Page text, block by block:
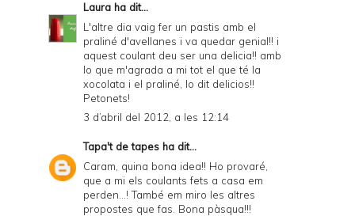
Laura ha dit...
L'altre dia vaig fer un pastis amb el
praliné d'avellanes i va quedar genial!! i
aquest coulant deu ser una delicia!! amb
lo que m'agrada a mi tot el que té la
xocolata i el praliné, lo dit delicios!!
Petonets!
3 d’abril del 2012, a les 12:14
Tapa't de tapes ha dit...
Caram, quina bona idea!! Ho provaré,
que a mi els coulants fets a casa em
perden...! També em miro les altres
propostes que fas. Bona pàsqua!!!